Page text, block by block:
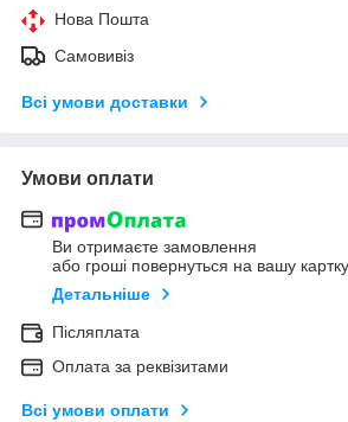
Нова Пошта
Самовивіз
Всі умови доставки
Умови оплати
Ви отримаєте замовлення
або гроші повернуться на вашу картку
Детальніше
Післяплата
Оплата за реквізитами
Всі умови оплати